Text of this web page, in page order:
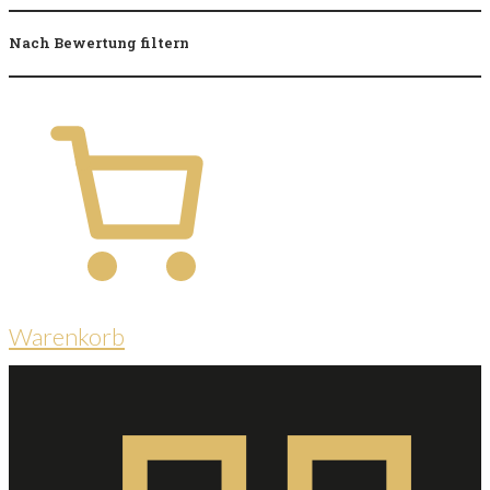
Nach Bewertung filtern
Warenkorb